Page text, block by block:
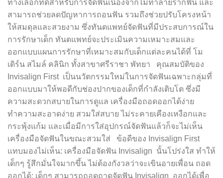
ทางเลือกที่ดีสำหรับการจัดฟันเนื่องจากไม่ทำลายรากฟัน และ
สามารถช่วยลดปัญหาการถอนฟัน รวมถึงช่วยปรับโครงหน้า
ให้สมดุลและสวยงาม ซึ่งทันตแพทย์จัดฟันที่มีประสบการณ์ใน
การรักษาเด็ก ทันตแพทย์จะประเมินความเหมาะสมและ
ออกแบบแผนการรักษาที่เหมาะสมกับเด็กแต่ละคนได้ที่ โม
เดิร์น สไมล์ คลินิก ทั้งสาขาศรีราชา พัทยา คุณสมบัติของ
Invisalign First เป็นนวัตกรรมใหม่ในการจัดฟันเฉพาะกลุ่มที่
ออกแบบมาให้พอดีกับช่องปากของเด็กที่กำลังเติบโต ซึ่งมี
ความสะดวกสบายในการดูแล เครื่องมือถอดออกได้ง่าย
ทำความสะอาดง่าย สวมใส่สบาย ไม่ระคายเคืองเหงือกและ
กระพุ้งแก้ม และเมื่อมีการใส่อุปกรณ์จัดฟันแล้วก็จะไม่เห็น
เครื่องมือจัดฟันในขณะสวมใส่ ข้อดีของ Invisalign First
แทบมองไม่เห็น: เครื่องมือจัดฟัน Invisalign นั้นโปร่งใส ทำให้
เด็กๆ รู้สึกมั่นใจมากขึ้น ไม่ต้องกังวลว่าจะเขินอายเพื่อน ถอด
ออกได้: เด็กๆ สามารถถอดถาดจัดฟัน Invisalign ออกได้เพื่อ